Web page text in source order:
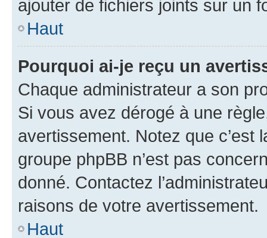
ajouter de fichiers joints sur un
Haut
Pourquoi ai-je reçu un
Chaque administrateur a son
Si vous avez dérogé à une
avertissement. Notez que c’est
groupe phpBB n’est pas
donné. Contactez
raisons de votre avertissement.
Haut